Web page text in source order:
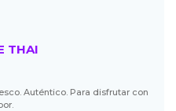
THAI
Auténtico. Para disfrutar con